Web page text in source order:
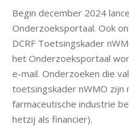
Begin december 2024
Onderzoeksportaal. Ook
DCRF Toetsingskader
het Onderzoeksportaal
e-mail. Onderzoeken die
toetsingskader nWMO zijn
farmaceutische industrie
hetzij als financier).